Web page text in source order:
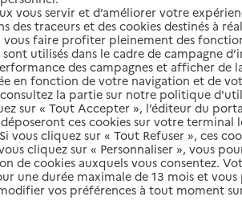
2026
et services autour de
vous servir et d’améliorer votre
des traceurs et des cookies destinés à
vous faire profiter pleinement des
sont utilisés dans le cadre de campagne
des campagnes et afficher de
en fonction de votre navigation et de
la partie sur notre politique
sur « Tout Accepter », l’éditeur du
ces cookies sur votre terminal
vous cliquez sur « Tout Refuser », ces
cliquez sur « Personnaliser », vous
de cookies auxquels vous consentez.
une durée maximale de 13 mois et
vos préférences à tout moment